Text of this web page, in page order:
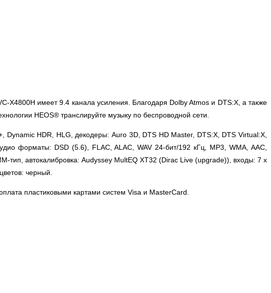
имеет 9.4 канала усиления. Благодаря Dolby Atmos и DTS:X, а также
HEOS® транслируйте музыку по беспроводной сети.
HDR, HLG, декодеры: Auro 3D, DTS HD Master, DTS:X, DTS Virtual:X,
форматы: DSD (5.6), FLAC, ALAC, WAV 24-бит/192 кГц, MP3, WMA, AAC,
тип, автокалибровка: Audyssey MultEQ XT32 (Dirac Live (upgrade)), входы: 7 x
черный.
пластиковыми картами систем Visa и MasterCard.